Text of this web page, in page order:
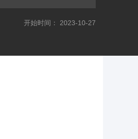
安装
数点灯
开始时间： 2023-10-27